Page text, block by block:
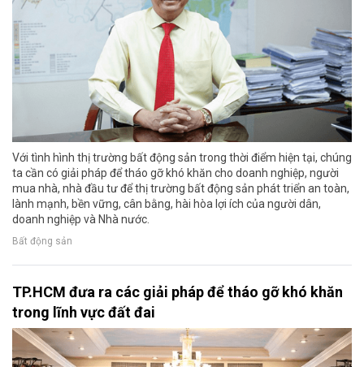
Với tình hình thị trường bất động sản trong thời điểm hiện tại, chúng
ta cần có giải pháp để tháo gỡ khó khăn cho doanh nghiệp, người
mua nhà, nhà đầu tư để thị trường bất động sản phát triển an toàn,
lành mạnh, bền vững, cân bằng, hài hòa lợi ích của người dân,
doanh nghiệp và Nhà nước.
Bất động sản
TP.HCM đưa ra các giải pháp để tháo gỡ khó khăn
trong lĩnh vực đất đai